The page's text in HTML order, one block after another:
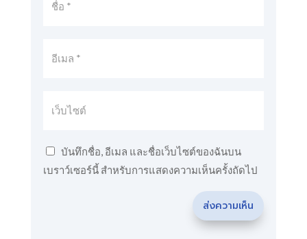
บันทึกชื่อ, อีเมล และชื่อเว็บไซต์ของฉันบน
เบราว์เซอร์นี้ สำหรับการแสดงความเห็นครั้งถัดไป
ส่งความเห็น